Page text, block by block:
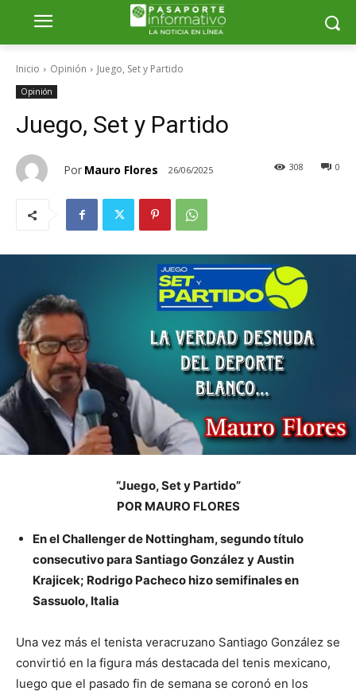
Inicio Opinión Juego, Set y Partido
Opinión
Juego, Set y Partido
Por Mauro Flores 26/06/2025 0
308
“Juego, Set y Partido”
POR MAURO FLORES
En el Challenger de Nottingham, segundo título
consecutivo para Santiago González y Austin
Krajicek; Rodrigo Pacheco hizo semifinales en
Sassuolo, Italia
Una vez más el tenista veracruzano Santiago González se
convirtió en la figura más destacada del tenis mexicano,
luego que el pasado fin de semana se coronó en los